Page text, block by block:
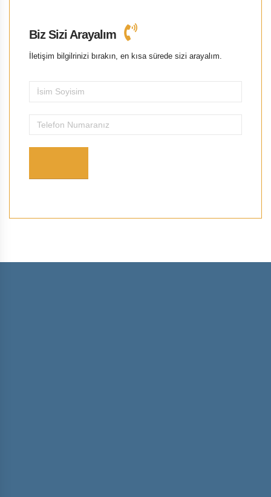
Biz Sizi Arayalım
İletişim bilgilrinizi bırakın, en kısa sürede sizi arayalım.